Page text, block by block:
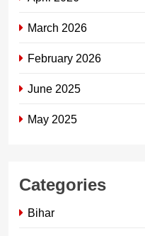
March 2026
February 2026
June 2025
May 2025
Categories
Bihar